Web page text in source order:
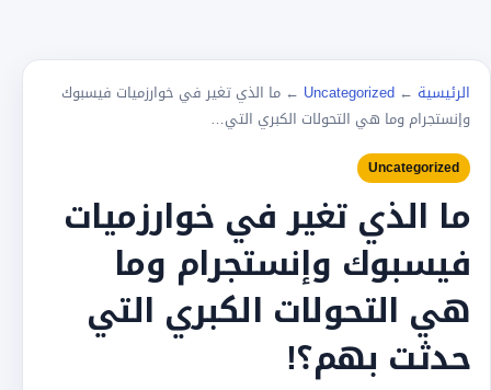
الرئيسية ←
Uncategorized
← ما الذي تغير في خوارزميات فيسبوك
وإنستجرام وما هي التحولات الكبري التي…
Uncategorized
ما الذي تغير في خوارزميات
فيسبوك وإنستجرام وما
هي التحولات الكبري التي
حدثت بهم؟!